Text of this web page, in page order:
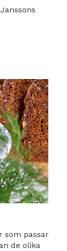
som passar
de olika